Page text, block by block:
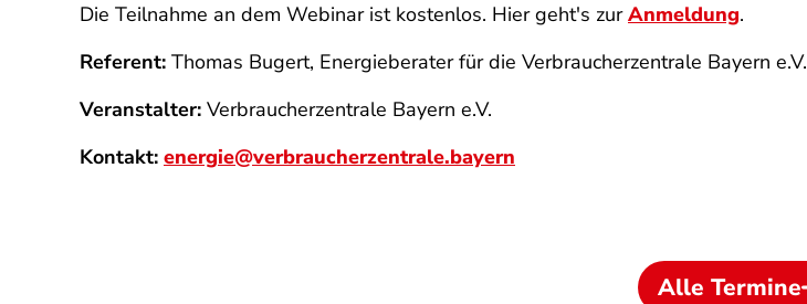
Die Teilnahme an dem Webinar ist kostenlos. Hier geht's zurAnmeldung.
Referent: Thomas Bugert, Energieberater für die Verbraucherzentrale Bayern e.V.
Veranstalter: Verbraucherzentrale Bayern e.V.
Kontakt: energie@verbraucherzentrale.bayern
Alle Termine